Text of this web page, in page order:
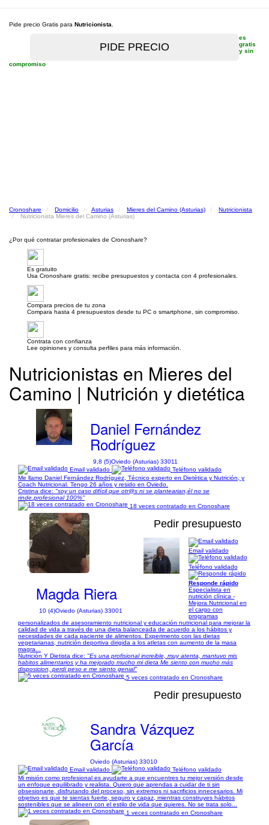
Pide precio Gratis para Nutricionista
es
gratis
y sin
compromiso
Cronoshare Domicilio Asturias Mieres del Camino (Asturias)
Nutricionista
Nutricionista Mieres del Camino (Asturias)
¿Por qué contratar profesionales de Cronoshare?
Es gratuito
Usa Cronoshare gratis: recibe presupuestos y contacta con 4 profesionales.
Compara precios de tu zona
Compara hasta 4 presupuestos desde tu PC o smartphone, sin compromiso.
Contrata con confianza
Lee opiniones y consulta perfiles para más información.
Nutricionistas en Mieres del
Camino | Nutrición y dietética
Daniel Fernández
Rodríguez
9,8 (5)Oviedo (Asturias) 33011
Email validado
Teléfono validado
Me llamo Daniel Fernández Rodríguez, Técnico experto en Dietética y Nutrición, y
Coach Nutricional. Tengo 26 años y resido en Oviedo.
Cristina dice: "soy un caso difícil que otr@s ni se plantearian,él no se
rinde.profesional 100%"
18 veces contratado en Cronoshare
1/3
Pedir presupuesto
Magda Riera
10 (4)Oviedo (Asturias) 33001
Email validado
Teléfono validado
Responde rápido
Especialista en
nutrición clínica -
Mejora Nutricional en
el cargo con
programas
personalizados de asesoramiento nutricional y educación nutricional para mejorar la
calidad de vida a través de una dieta balanceada de acuerdo a los hábitos y
necesidades de cada paciente de alimentos. Experimento con las dietas
vegetarianas, nutrición deportiva dirigida a los atletas con aumento de la masa
magra...
Nutrición Y Dietista dice: "Es una profisional increible, muy atenta, mantuvo mis
habitos alimentarios y ha mejorado mucho mi dieta Me siento con mucho más
disposicion, perdi peso e me siento genial"
5 veces contratado en Cronoshare
Pedir presupuesto
Sandra Vázquez
García
Oviedo (Asturias) 33010
Email validado
Teléfono validado
Mi misión como profesional es ayudarte a que encuentres tu mejor versión desde
un enfoque equilibrado y realista. Quiero que aprendas a cuidar de ti sin
obsesionarte, disfrutando del proceso, sin extremos ni sacrificios innecesarios. Mi
objetivo es que te sientas fuerte, seguro y capaz, mientras construyes hábitos
sostenibles que se alineen con el estilo de vida que quieres. No se trata solo...
1 veces contratado en Cronoshare